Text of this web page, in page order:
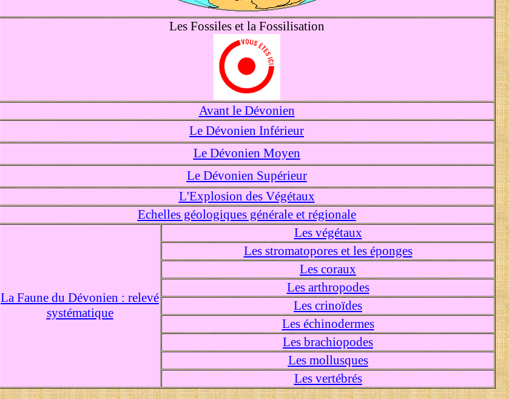
Les Fossiles et la Fossilisation
Avant le Dévonien
Le Dévonien Inférieur
Le Dévonien Moyen
Le Dévonien Supérieur
L'Explosion des Végétaux
Echelles géologiques générale et régionale
La Faune du Dévonien : relevé
systématique
Les végétaux
Les stromatopores et les éponges
Les coraux
Les arthropodes
Les crinoïdes
Les échinodermes
Les brachiopodes
Les mollusques
Les vertébrés